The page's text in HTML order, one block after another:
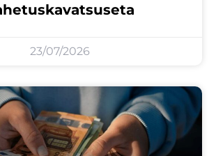
23/07/2026